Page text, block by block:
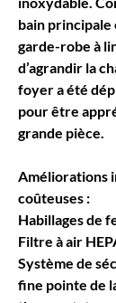
bain principale
garde-robe à
d’agrandir la
foyer a été
pour être
grande pièce.
Améliorations
coûteuses :
Habillages de
Filtre à air
Système de
fine pointe de